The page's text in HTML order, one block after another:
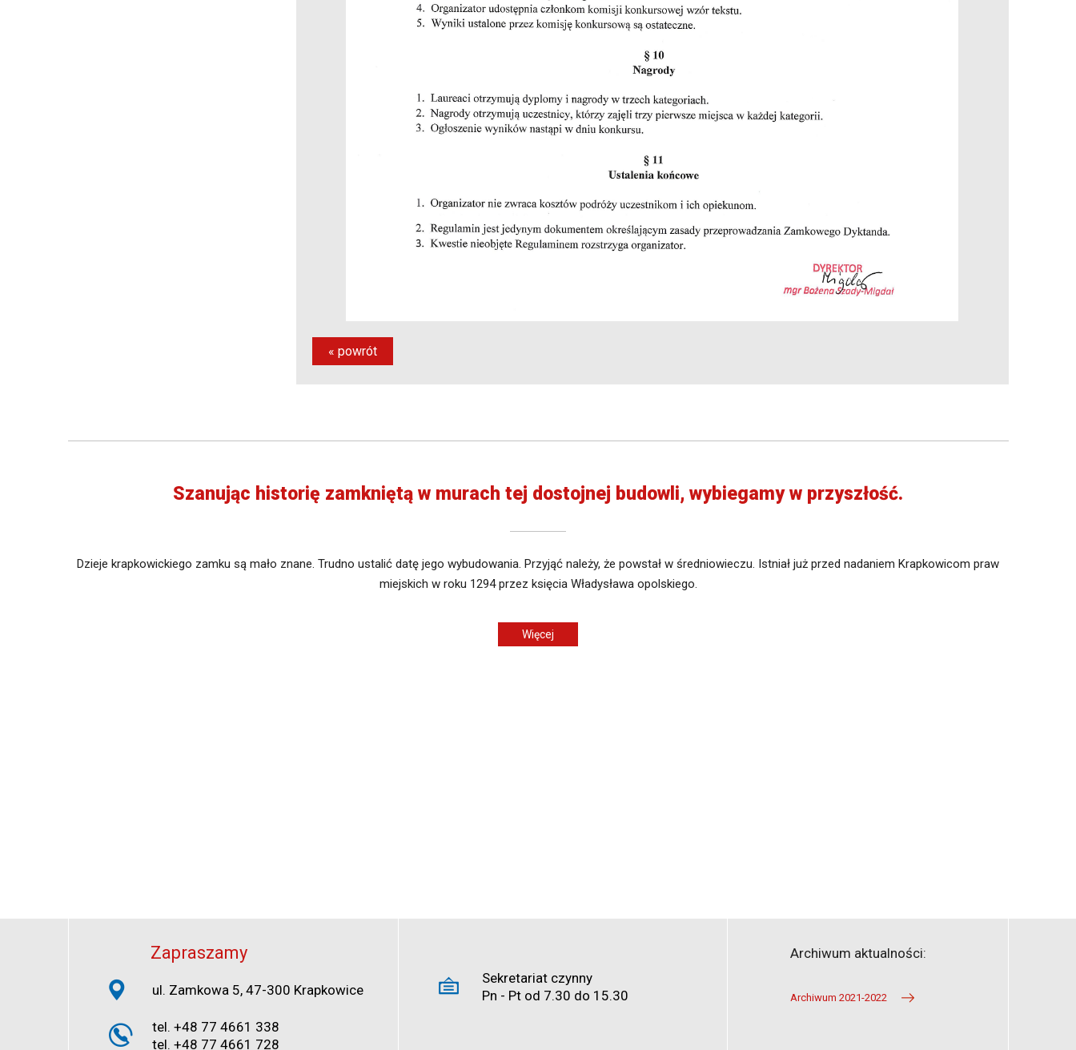
« powrót
Szanując historię zamkniętą w murach tej dostojnej budowli, wybiegamy w przyszłość.
Dzieje krapkowickiego zamku są mało znane. Trudno ustalić datę jego wybudowania. Przyjąć należy, że powstał w średniowieczu. Istniał już przed nadaniem Krapkowicom praw
miejskich w roku 1294 przez księcia Władysława opolskiego.
Więcej
Zapraszamy
ul. Zamkowa 5, 47-300 Krapkowice
tel. +48 77 4661 338
tel. +48 77 4661 728
Sekretariat czynny
Pn - Pt od 7.30 do 15.30
Archiwum aktualności:
Archiwum 2021-2022